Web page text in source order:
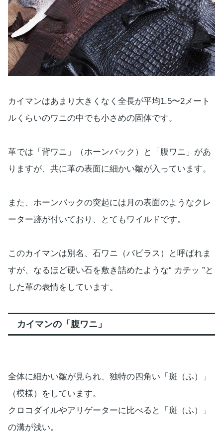
カイマンはあまり大きくなく全長が平均1.5〜2メート
ルくらいのワニの中でも小さめの固体です。
革では「背ワニ」（ホーンバック）と「腹ワニ」があ
りますが、共に革の表面に細かい皺が入っています。
また、ホーンバックの突起には月の表面のようなクレ
ーター跡が付いており、とてもワイルドです。
このカイマンは別名、石ワニ（バビラス）と呼ばれま
すが、なるほど硬い石を敷き詰めたような“ カチッ ”と
した革の表情をしています。
カイマンの「腹ワニ」
全体に細かい皺が見られ、独特の四角い「斑（ふ）」
（模様）をしています。
クロコダイルやアリゲーターに比べると「斑（ふ）」
の溝が浅い。